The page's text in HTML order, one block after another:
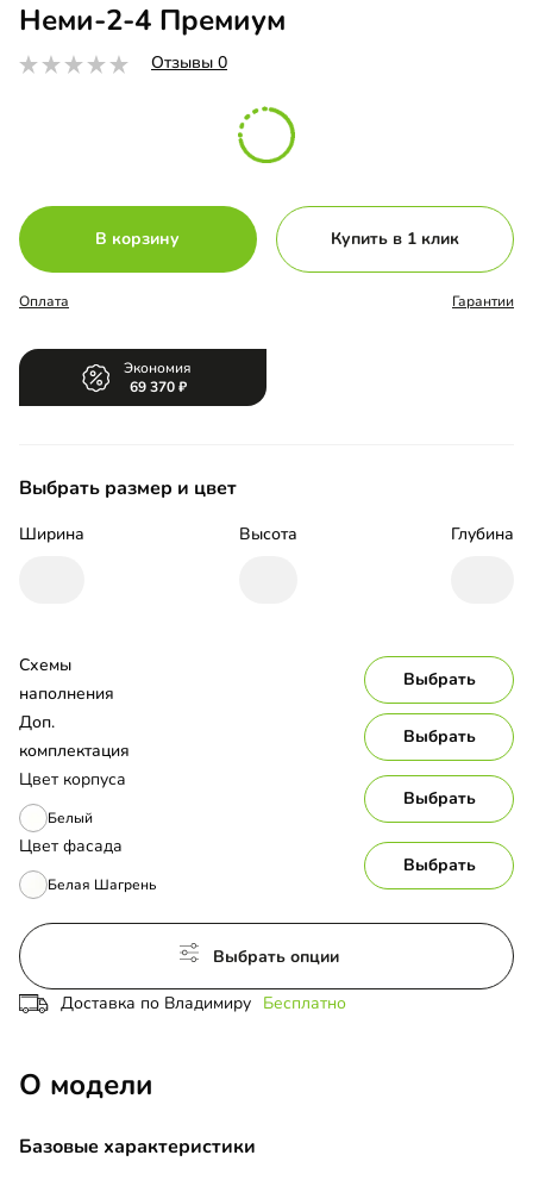
Неми-2-4 Премиум
Отзывы 0
В корзину Купить в 1 клик
Оплата Гарантии
Экономия
69 370
Выбрать размер и цвет
Ширина Высота Глубина
Цвет корпуса
Белый
Выбрать
Цвет фасада
Белая Шагрень
Выбрать
Схемы
наполнения
Выбрать
Доп.
комплектация
Выбрать
Выбрать опции
Доставка по Владимиру Бесплатно
О модели
Базовые характеристики